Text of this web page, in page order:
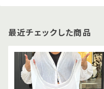
最近チェックした商品